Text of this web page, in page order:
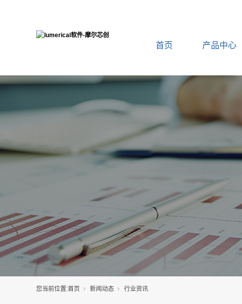
首页 产品中心
您当前位置:首页 新闻动态 行业资讯